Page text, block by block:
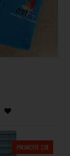
PROMOTIE 13%